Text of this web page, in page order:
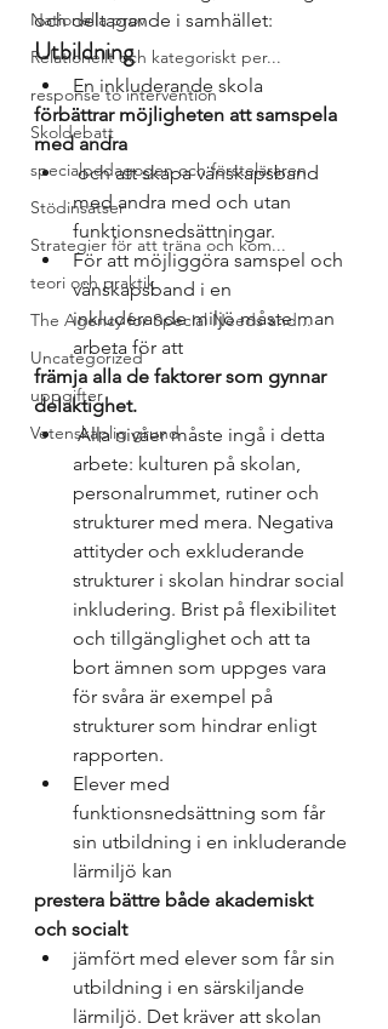
Nationella prov
Relationellt och kategoriskt per...
response to intervention
Skoldebatt
specialpedagogen och försteläraren
Stödinsatser
Strategier för att träna och kom...
teori och praktik
The Agency for Special Needs and...
Uncategorized
uppgifter
Vetenskaplig grund
och deltagande i samhället:
Utbildning
En inkluderande skola
förbättrar möjligheten att samspela
med andra
och att skapa vänskapsband
med andra med och utan
funktionsnedsättningar.
För att möjliggöra samspel och
vänskapsband i en
inkluderande miljö måste man
arbeta för att
främja alla de faktorer som gynnar
delaktighet.
Alla nivåer måste ingå i detta
arbete: kulturen på skolan,
personalrummet, rutiner och
strukturer med mera. Negativa
attityder och exkluderande
strukturer i skolan hindrar social
inkludering. Brist på flexibilitet
och tillgänglighet och att ta
bort ämnen som uppges vara
för svåra är exempel på
strukturer som hindrar enligt
rapporten.
Elever med
funktionsnedsättning som får
sin utbildning i en inkluderande
lärmiljö kan
prestera bättre både akademiskt
och socialt
jämfört med elever som får sin
utbildning i en särskiljande
lärmiljö. Det kräver att skolan